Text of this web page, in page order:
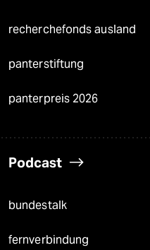
recherchefonds ausland
panterstiftung
panterpreis 2026
Podcast
bundestalk
fernverbindung